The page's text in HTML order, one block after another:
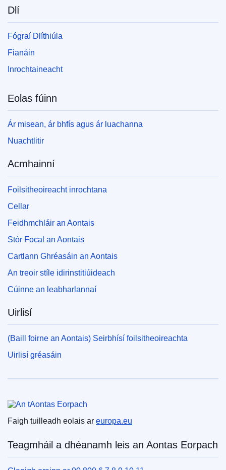
Dlí
Fógraí Dlíthiúla
Fianáin
Inrochtaineacht
Eolas fúinn
Ár misean, ár bhfís agus ár luachanna
Nuachtlitir
Acmhainní
Foilsitheoireacht inrochtana
Cellar
Feidhmchláir an Aontais
Stór Focal an Aontais
Cartlann Ghréasáin an Aontais
An treoir stíle idirinstitiúideach
Cúinne an leabharlannaí
Uirlisí
(Baill foirne an Aontais) Seirbhísí foilsitheoireachta
Uirlisí gréasáin
An tAontas Eorpach
Faigh tuilleadh eolais ar europa.eu
Teagmháil a dhéanamh leis an Aontas Eorpach